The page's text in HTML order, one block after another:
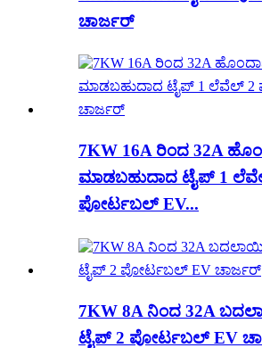
ಚಾರ್ಜರ್
7KW 16A ರಿಂದ 32A
ಮಾಡಬಹುದಾದ ಟೈಪ್ 1
ಪೋರ್ಟಬಲ್ EV...
7KW 8A ನಿಂದ 32A
ಟೈಪ್ 2 ಪೋರ್ಟಬಲ್ EV